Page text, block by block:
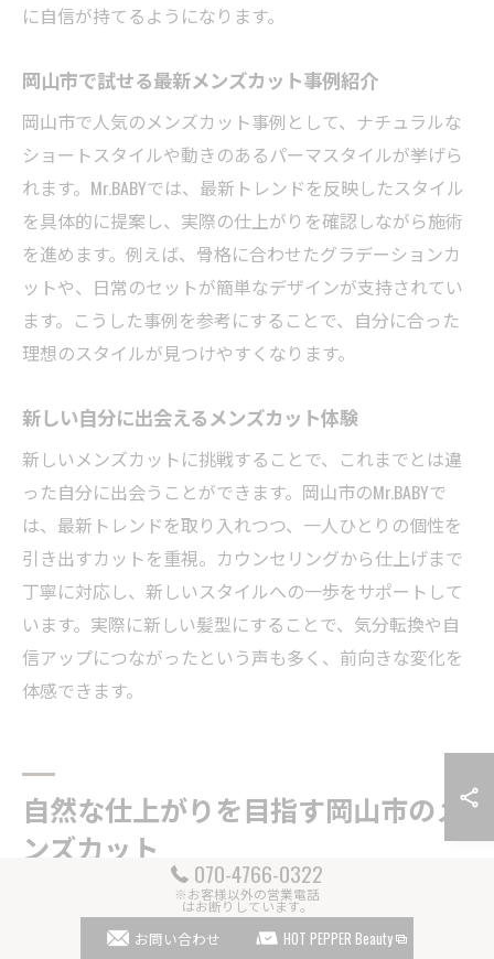
に自信が持てるようになります。
岡山市で試せる最新メンズカット事例紹介
岡山市で人気のメンズカット事例として、ナチュラルな
ショートスタイルや動きのあるパーマスタイルが挙げら
れます。Mr.BABYでは、最新トレンドを反映したスタイル
を具体的に提案し、実際の仕上がりを確認しながら施術
を進めます。例えば、骨格に合わせたグラデーションカ
ットや、日常のセットが簡単なデザインが支持されてい
ます。こうした事例を参考にすることで、自分に合った
理想のスタイルが見つけやすくなります。
新しい自分に出会えるメンズカット体験
新しいメンズカットに挑戦することで、これまでとは違
った自分に出会うことができます。岡山市のMr.BABYで
は、最新トレンドを取り入れつつ、一人ひとりの個性を
引き出すカットを重視。カウンセリングから仕上げまで
丁寧に対応し、新しいスタイルへの一歩をサポートして
います。実際に新しい髪型にすることで、気分転換や自
信アップにつながったという声も多く、前向きな変化を
体感できます。
自然な仕上がりを目指す岡山市のメ
ンズカット
自然なメンズカットを叶える技術と工夫
理想のメンズカットを実現するには、骨格や髪質に合わ
070-4766-0322
※お客様以外の営業電話
はお断りしています。
お問い合わせ HOT PEPPER Beauty